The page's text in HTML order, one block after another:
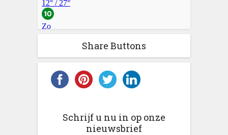
Share Buttons
Schrijf u nu in op onze
nieuwsbrief